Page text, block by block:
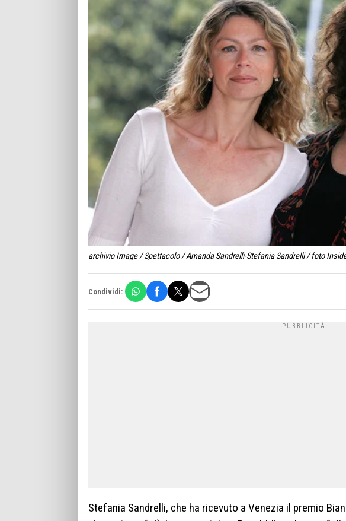
archivio Image / Spettacolo / Amanda Sandrelli-Stefania Sandrelli / foto
Condividi:
Stefania Sandrelli, che ha ricevuto a Venezia il premio